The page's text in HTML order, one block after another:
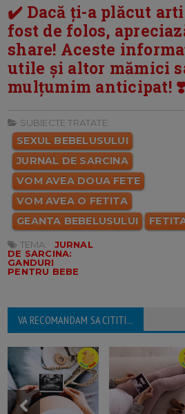
✔️ Dacă ți-a plăcut
fost de folos,
share! Aceste
utile și altor mămici
mulțumim anticipat!
SUBIECTE TRATATE:
SEXUL BEBELUSULUI
JURNAL DE SARCINA
VOM AVEA DOUA FETE
VOM AVEA O FETITA
GEANTA BEBELUSULUI
TEMA:
JURNAL
DE SARCINA:
GANDURI
PENTRU BEBE
VA RECOMANDAM SA CITITI...